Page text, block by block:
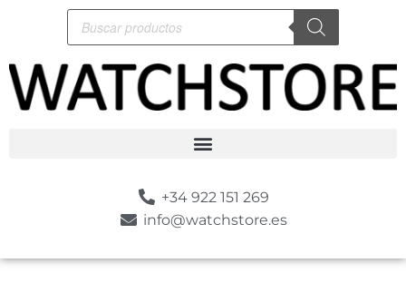
+34 922 151 269
info@watchstore.es